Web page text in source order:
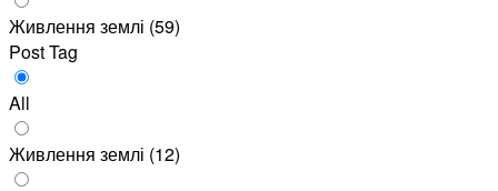
Живлення землі (59)
Post Tag
All
Живлення землі (12)